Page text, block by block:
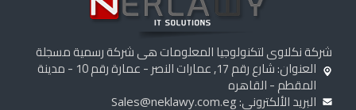
شركة نكلاوى لتكنولوجيا المعلومات هى شركة رسمية مسجلة
العنوان: شارع رقم 17, عمارات النصر - عمارة رقم 10 - مدينة
المقطم - القاهره
البريد الألكترونى: Sales@neklawy.com.eg